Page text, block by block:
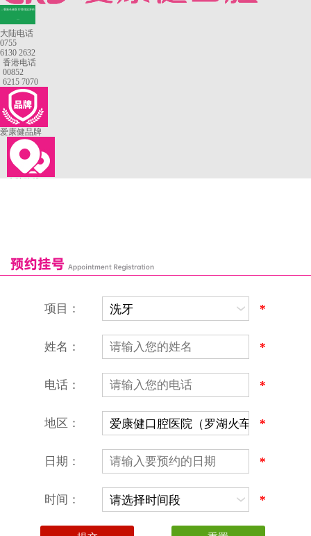
—香港长者医疗券指定牙科
—
大陆电话
0755
6130 2632
香港电话
00852
6215 7070
爱康健品牌
恒乐口腔诊所
富港口腔诊所
营业时间：9:00-18:00
（节假日照常上班）
微信线上预约：aikangjian1995
微信小程序：爱康健齿科
本网站信息仅供参考，不作为诊疗及医疗根据
项目： *
姓名： *
电话： *
地区： *
日期： *
时间： *